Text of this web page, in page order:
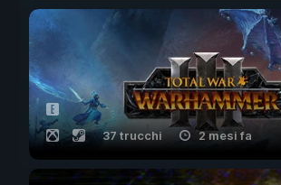
37 trucchi 2 mesi fa